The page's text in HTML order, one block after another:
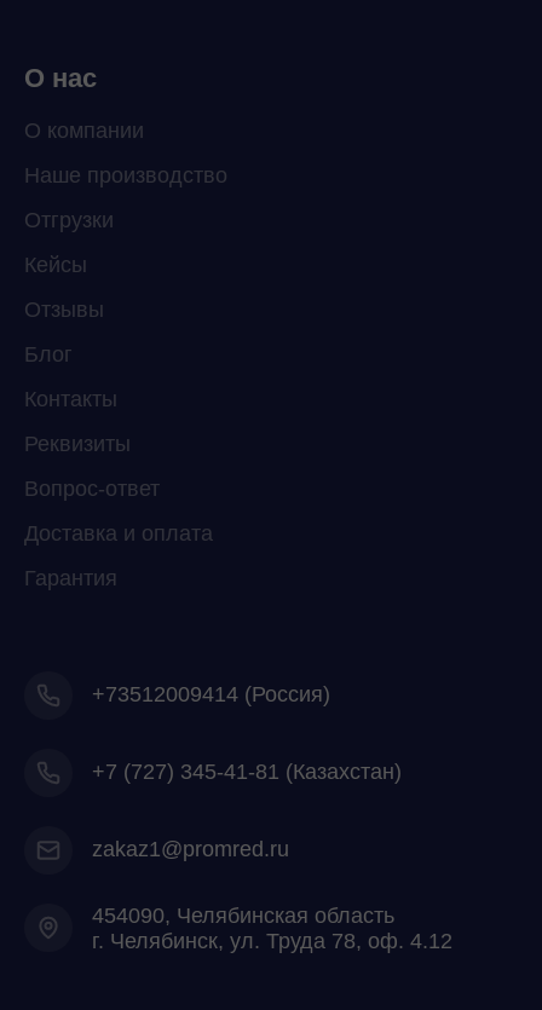
О нас
О компании
Наше производство
Отгрузки
Кейсы
Отзывы
Блог
Контакты
Реквизиты
Вопрос-ответ
Доставка и оплата
Гарантия
+73512009414 (Россия)
+7 (727) 345-41-81 (Казахстан)
zakaz1@promred.ru
454090, Челябинская область
г. Челябинск, ул. Труда 78, оф. 4.12
Мессенджеры
Свяжитесь с нами через любой удобный
Telegram